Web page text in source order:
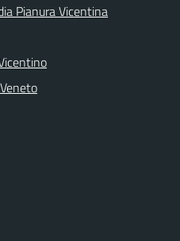
Pianura Vicentina